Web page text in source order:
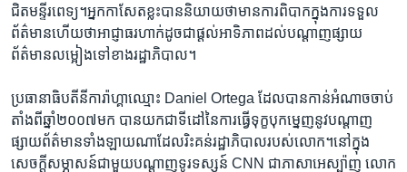
ជិត​មន្ទីរ​ពេទ្យ។​អ្នក​កាសែត​ខ្លះបាននិយាយ​ថា​មាន​ការពិបាក​ក្នុងការ​ទទួល​
ព័ត៌មាន​ហើយ​ថា​អាជ្ញាធរ​ហាក់​ដូចជាផ្តល់​អាទិភាព​ដល់​បណ្តាញ​ផ្សាយ​
ព័ត៌មាន​លម្អៀង​ទៅ​ខាង​រដ្ឋាភិបាល។​
ប្រធានាធិបតី​នីការ៉ាហ្គា​ឈ្មោះ Daniel Ortega ដែល​បាន​កាន់​អំណាច​ចាប់​
តាំង​ពី​ឆ្នាំ២០០៧​មក​ បាន​យក​ជា​ទី​ដៅ​នៃ​ការធ្វើ​ទុក្ខបុក​ម្នេញ​នូវ​បណ្តាញ​
ផ្សាយ​ព័ត៌មាន​ទាំង​ឡាយ​ណា​ដែល​រិះគន់​រដ្ឋាភិបាល​របស់​លោក។នៅ​ក្នុង​
សេចក្តី​សម្ភាសន៍​ជា​មួយ​បណ្តាញ​ទូរទស្សន៍ CNN ជា​ភាសា​អេស្ប៉ាញ លោក​